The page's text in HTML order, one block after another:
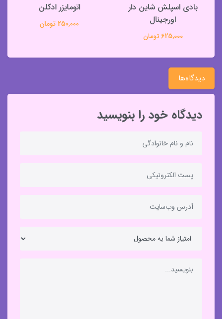
بادی اسپلش شاین دار
اورجینال
625,000 تومان
اتومایزر ادکلن
250,000 تومان
دیدگاه‌ها
دیدگاه خود را بنویسید